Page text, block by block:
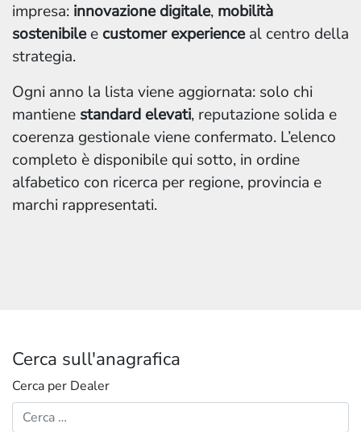
impresa: innovazione digitale, mobilità
sostenibilee customer experienceal centro della
strategia.
Ogni anno la lista viene aggiornata: solo chi
mantiene standard elevati, reputazione solida e
coerenza gestionale viene confermato. L’elenco
completo è disponibile qui sotto, in ordine
alfabetico con ricerca per regione, provincia e
marchi rappresentati.
Cerca sull'anagrafica
Cerca per Dealer